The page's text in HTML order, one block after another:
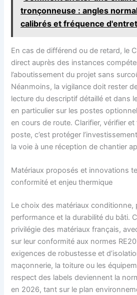
tronçonneuse : angles
calibrés et fréquence
En cas de différend ou de retard, le
direct auprès des instances
l’aboutissement du projet sans
Néanmoins, la vigilance doit rester
lecture du descriptif détaillé et dans
en particulier sur les postes
en cours de route. Clarifier, vérifier
poste, c’est protéger
la voie à une réception de chantier
Matériaux proposés et innovations
conformité et enjeu thermique
Le choix des matériaux conditionne,
performance et la durabilité du bâti.
privilégie des matériaux français,
sur leur conformité aux normes
exigences de robustesse et
maçonnerie, la toiture ou les
respect des labels deviennent la
en 2026, tant sur le plan